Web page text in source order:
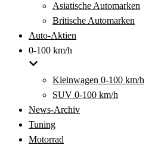
Asiatische Automarken
Britische Automarken
Auto-Aktien
0-100 km/h
Kleinwagen 0-100 km/h
SUV 0-100 km/h
News-Archiv
Tuning
Motorrad